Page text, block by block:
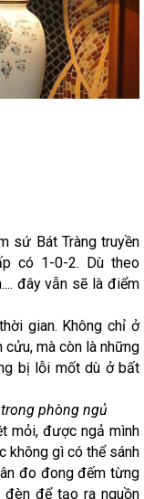
sứ Bát Tràng truyền
có 1-0-2. Dù theo
đây vẫn sẽ là điểm
gian. Không chỉ ở
mà còn là những
bị lỗi mốt dù ở bất
phòng ngủ
mỏi, được ngả mình
không gì có thể sánh
đo đong đếm từng
để tạo ra nguồn